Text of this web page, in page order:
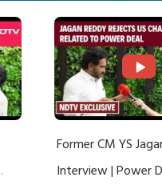
Former CM YS
Interview | Power